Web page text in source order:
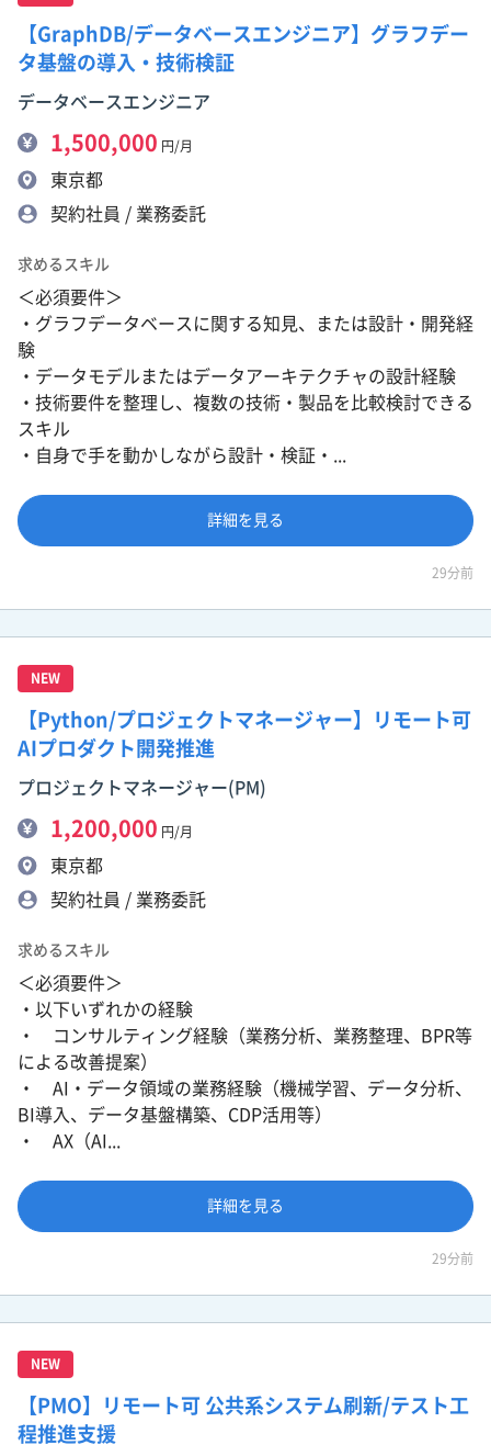
【GraphDB/データベースエンジニア】グラフデー
タ基盤の導入・技術検証
データベースエンジニア
1,500,000 円/月
東京都
契約社員 / 業務委託
求めるスキル
＜必須要件＞
・グラフデータベースに関する知見、または設計・開発経
験
・データモデルまたはデータアーキテクチャの設計経験
・技術要件を整理し、複数の技術・製品を比較検討できる
スキル
・自身で手を動かしながら設計・検証・...
詳細を見る
29分前
NEW
【Python/プロジェクトマネージャー】リモート可
AIプロダクト開発推進
プロジェクトマネージャー(PM)
1,200,000 円/月
東京都
契約社員 / 業務委託
求めるスキル
＜必須要件＞
・以下いずれかの経験
・ コンサルティング経験（業務分析、業務整理、BPR等
による改善提案）
・ AI・データ領域の業務経験（機械学習、データ分析、
BI導入、データ基盤構築、CDP活用等）
・ AX（AI...
詳細を見る
29分前
NEW
【PMO】リモート可 公共系システム刷新/テスト工
程推進支援